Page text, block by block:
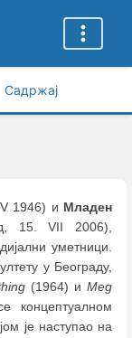
Садржај
1946) и Младен
15. VII 2006),
уметници.
у Београду,
(1964) иМед
концептуалном
је наступао на